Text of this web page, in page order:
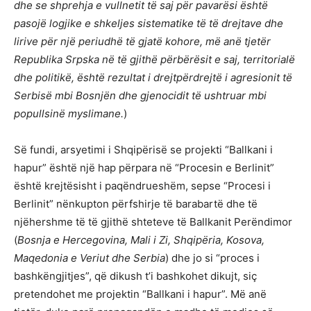
dhe se shprehja e vullnetit të saj për pavarësi është
pasojë logjike e shkeljes sistematike të të drejtave dhe
lirive për një periudhë të gjatë kohore, më anë tjetër
Republika Srpska në të gjithë përbërësit e saj, territorialë
dhe politikë, është rezultat i drejtpërdrejtë i agresionit të
Serbisë mbi Bosnjën dhe gjenocidit të ushtruar mbi
popullsinë myslimane.)
Së fundi, arsyetimi i Shqipërisë se projekti “Ballkani i
hapur” është një hap përpara në “Procesin e Berlinit”
është krejtësisht i paqëndrueshëm, sepse “Procesi i
Berlinit” nënkupton përfshirje të barabartë dhe të
njëhershme të të gjithë shteteve të Ballkanit Perëndimor
(Bosnja e Hercegovina, Mali i Zi, Shqipëria, Kosova,
Maqedonia e Veriut dhe Serbia) dhe jo si “proces i
bashkëngjitjes”, që dikush t’i bashkohet dikujt, siç
pretendohet me projektin “Ballkani i hapur”. Më anë